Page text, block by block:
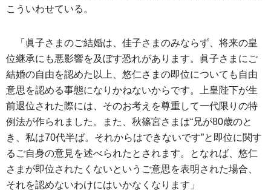
こういわせている。
「眞子さまのご結婚は、佳子さまのみならず、将来の皇
位継承にも悪影響を及ぼす恐れがあります。眞子さまにご
結婚の自由を認めた以上、悠仁さまの即位についても自由
意思を認める事態になりかねないからです。上皇陛下が生
前退位された際には、そのお考えを尊重して一代限りの特
例法が作られました。また、秋篠宮さまは“兄が80歳のと
き、私は70代半ば。それからはできないです”と即位に関す
るご自身の意見を述べられたとされます。となれば、悠仁
さまが即位されたくないというご意思を表明された場合、
それを認めないわけにはいかなくなります」